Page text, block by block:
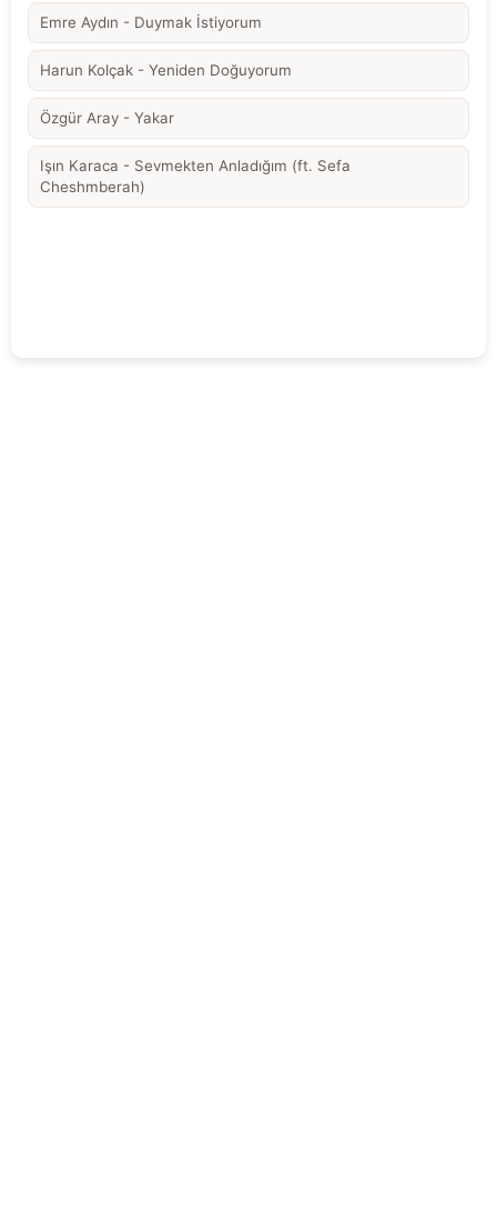
Emre Aydın - Duymak İstiyorum
Harun Kolçak - Yeniden Doğuyorum
Özgür Aray - Yakar
Işın Karaca - Sevmekten Anladığım (ft. Sefa
Cheshmberah)